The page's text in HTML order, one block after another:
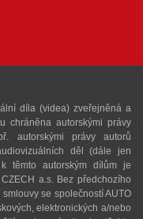
díla (videa) zveřejněná a
chráněna autorskými právy
autorskými právy autorů
děl (dále jen
těmto autorským dílům je
a.s. Bez předchozího
se společností AUTO
elektronických a/nebo